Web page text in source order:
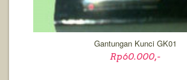
Gantungan Kunci GK01
Rp60.000,-